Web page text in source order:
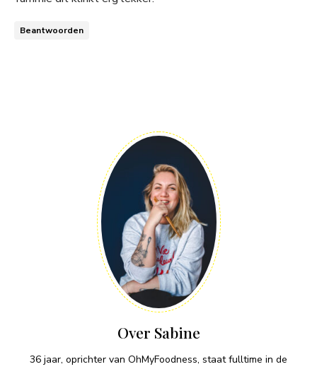
Beantwoorden
Over Sabine
36 jaar, oprichter van OhMyFoodness, staat fulltime in de